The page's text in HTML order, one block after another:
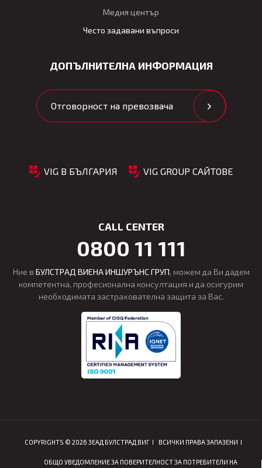
Медия център
Често задавани въпроси
ДОПЪЛНИТЕЛНА ИНФОРМАЦИЯ
Отговорност на превозвача
VIG В БЪЛГАРИЯ VIG GROUP САЙТОВЕ
CALL CENTER
0800 11 111
Ние в БУЛСТРАД ВИЕНА ИНШУРЪНС ГРУП, можем да Ви дадем
компетентна, професионална консултация и да осигурим
необходимата застрахователна защита за Вас.
COPYRIGHTS © 2026 ЗЕАД БУЛСТРАД ВИГ ВСИЧКИ ПРАВА ЗАПАЗЕНИ
ОБЩО УВЕДОМЛЕНИЕ ЗА ПОВЕРИТЕЛНОСТ ЗА ПОТРЕБИТЕЛИ НА